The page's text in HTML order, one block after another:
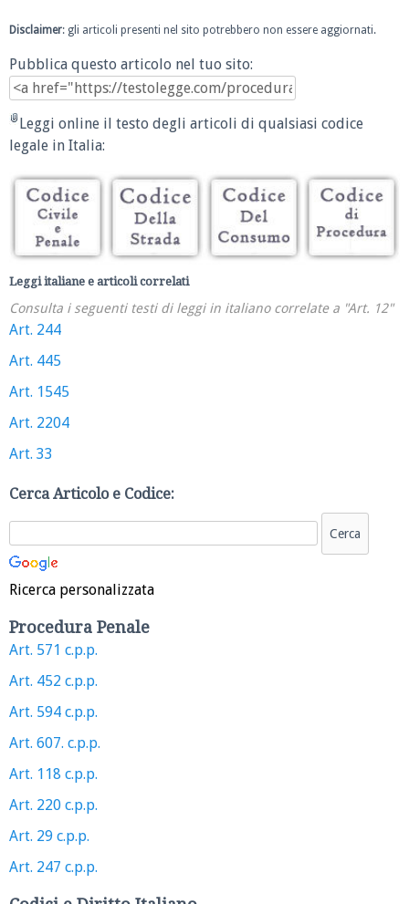
Disclaimer: gli articoli presenti nel sito potrebbero non essere aggiornati.
Pubblica questo articolo nel tuo sito:
Leggi online il testo degli articoli di qualsiasi codice
legale in Italia:
Leggi italiane e articoli correlati
Consulta i seguenti testi di leggi in italiano correlate a "Art. 12"
Art. 244
Art. 445
Art. 1545
Art. 2204
Art. 33
Cerca Articolo e Codice:
Ricerca personalizzata
Procedura Penale
Art. 571 c.p.p.
Art. 452 c.p.p.
Art. 594 c.p.p.
Art. 607. c.p.p.
Art. 118 c.p.p.
Art. 220 c.p.p.
Art. 29 c.p.p.
Art. 247 c.p.p.